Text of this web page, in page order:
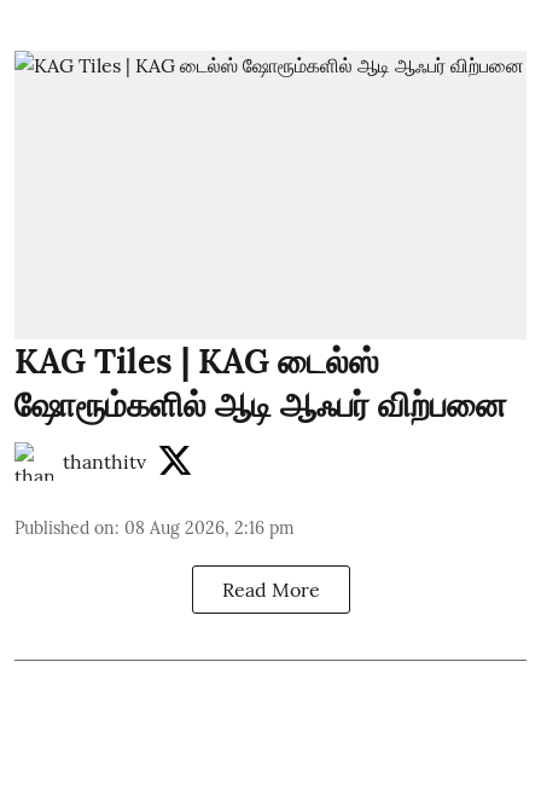
KAG Tiles | KAG டைல்ஸ்
ஷோரூம்களில் ஆடி ஆஃபர் விற்பனை
thanthitv
Published on: 08 Aug 2026, 2:16 pm
Read More